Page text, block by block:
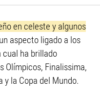
en celeste y algunos
aspecto ligado a los
ha brillado
Olímpicos, Finalissima,
y la Copa del Mundo.